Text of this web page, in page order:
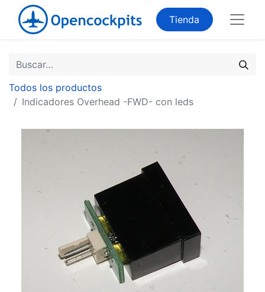
Tienda
Todos los productos
Indicadores Overhead -FWD- con leds